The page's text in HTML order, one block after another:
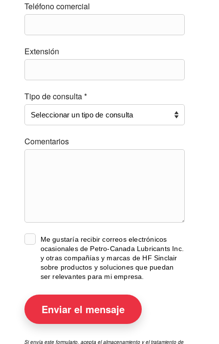
Teléfono comercial
Extensión
Tipo de consulta *
Comentarios
Me gustaría recibir correos electrónicos
ocasionales de Petro-Canada Lubricants Inc.
y otras compañías y marcas de HF Sinclair
sobre productos y soluciones que puedan
ser relevantes para mi empresa.
Enviar el mensaje
Si envía este formulario, acepta el almacenamiento y el tratamiento de